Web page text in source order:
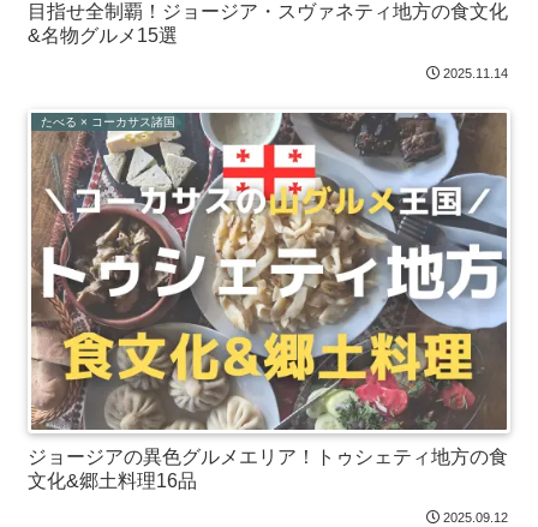
目指せ全制覇！ジョージア・スヴァネティ地方の食文化
&名物グルメ15選
2025.11.14
たべる × コーカサス諸国
ジョージアの異色グルメエリア！トゥシェティ地方の食
文化&郷土料理16品
2025.09.12